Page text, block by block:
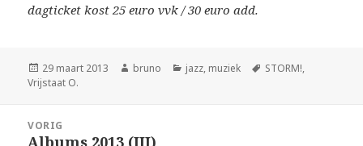
dagticket kost 25 euro vvk / 30 euro add.
Geplaatst
op
29 maart 2013 Auteur
bruno Categorieën
jazz, muziek Tags
STORM!,
Vrijstaat O.
navigatie
VORIG
Vorig